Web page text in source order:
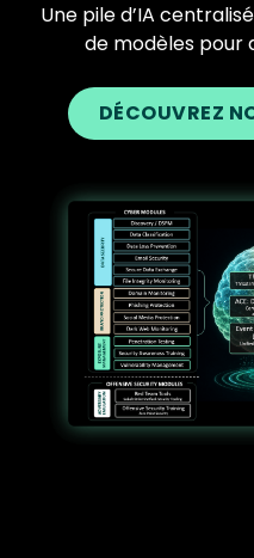
Une pile d’IA
de modèles pour
DÉCOUVREZ